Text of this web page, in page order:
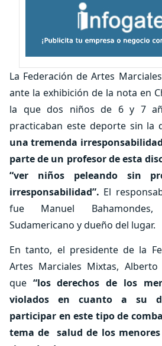
La Federación de Artes
ante la exhibición de la nota en
la que dos niños de 6 y 7
practicaban este deporte sin la
una tremenda
parte de un profesor de esta
“ver niños peleando sin
irresponsabilidad”. El
fue Manuel
Sudamericano y dueño del lugar.
En tanto, el presidente de la
Artes Marciales Mixtas,
que “los derechos de los
violados en cuanto a su
participar en este tipo de
tema de salud de los